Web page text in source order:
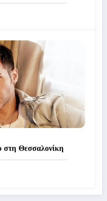
Ιακωβίδης Ρία Ελληνίδου στη Θεσσαλονίκη